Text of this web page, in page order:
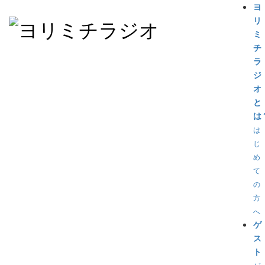
ヨ
リ
ミ
チ
ラ
ジ
オ
と
は
は
じ
め
て
の
方
へ
ゲ
ス
ト